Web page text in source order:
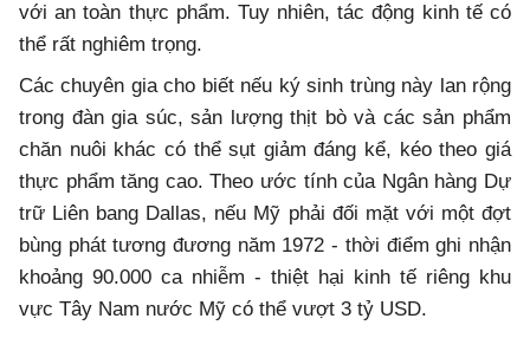
với an toàn thực phẩm. Tuy nhiên, tác động kinh tế có
thể rất nghiêm trọng.
Các chuyên gia cho biết nếu ký sinh trùng này lan rộng
trong đàn gia súc, sản lượng thịt bò và các sản phẩm
chăn nuôi khác có thể sụt giảm đáng kể, kéo theo giá
thực phẩm tăng cao. Theo ước tính của Ngân hàng Dự
trữ Liên bang Dallas, nếu Mỹ phải đối mặt với một đợt
bùng phát tương đương năm 1972 - thời điểm ghi nhận
khoảng 90.000 ca nhiễm - thiệt hại kinh tế riêng khu
vực Tây Nam nước Mỹ có thể vượt 3 tỷ USD.